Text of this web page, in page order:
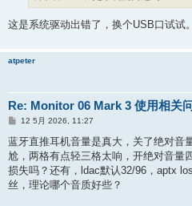
这是系统驱动出错了，换个USB口试试。
atpeter
Re: Monitor 06 Mark 3 使用相关
帖
12 5月 2026, 11:27
蓝牙直推耳机音量是真大，关了绝对音
尬，两格有点轻三格太响，开绝对音量
损失吗？还有，ldac默认32/96，aptx
丝，理论哪个音质好些？